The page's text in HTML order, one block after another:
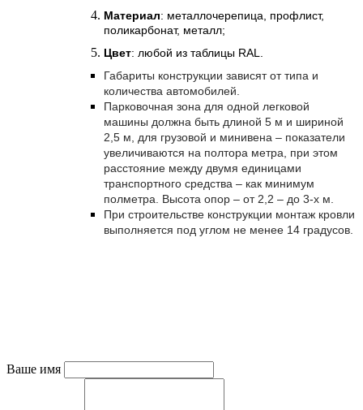
Материал: металлочерепица, профлист,
поликарбонат, металл;
Цвет: любой из таблицы RAL.
Габариты конструкции зависят от типа и
количества автомобилей.
Парковочная зона для одной легковой
машины должна быть длиной 5 м и шириной
2,5 м, для грузовой и минивена – показатели
увеличиваются на полтора метра, при этом
расстояние между двумя единицами
транспортного средства – как минимум
полметра. Высота опор – от 2,2 – до 3-х м.
При строительстве конструкции монтаж кровли
выполняется под углом не менее 14 градусов.
Ваше имя